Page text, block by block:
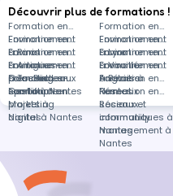
Découvrir plus de formations !
Formation en
Environnement
à Paris
Formation en
Environnement
à Lyon
Formation en
Environnement
à Artigues-
près-Bordeaux
Formation en
Environnement
à Vouillé
Formation en
Environnement
à Tourrettes-
sur-Loup
Formation en
Environnement
à Béziers
Formation en
Coaching
sportif à Nantes
Formation en
Anglais à
Nantes
Formation en
Gestion de
projets à
Nantes
Formation en
Réseaux
sociaux et
community
management à
Nantes
Formation en
Marketing
digital à Nantes
Formation en
Réseaux
informatiques à
Nantes